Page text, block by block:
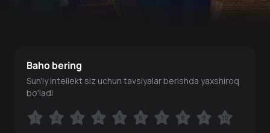
Baho bering
Sun'iy intellekt siz uchun tavsiyalar berishda yaxshiroq
bo'ladi
1 2 3 4 5 6 7 8 9 10
1 2 3 4 5 6 7 8 9 10